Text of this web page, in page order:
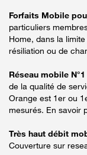
Forfaits Mobile
particuliers
Home, dans la
résiliation ou de
Réseau mobile N°1
de la qualité de
Orange est 1er ou
mesurés. En savoir
Très haut débit
Couverture sur